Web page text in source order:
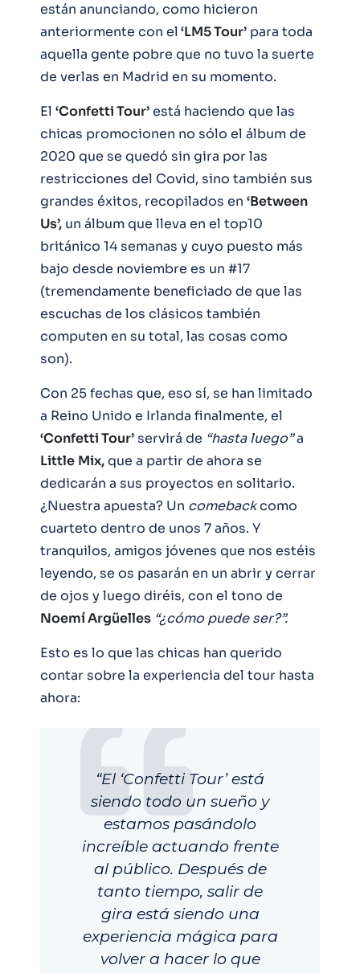
están anunciando, como hicieron
anteriormente con el‘LM5 Tour’ para toda
aquella gente pobre que no tuvo la suerte
de verlas en Madrid en su momento.
El ‘Confetti Tour’está haciendo que las
chicas promocionen no sólo el álbum de
2020 que se quedó sin gira por las
restricciones del Covid, sino también sus
grandes éxitos, recopilados en ‘Between
Us’, un álbum que lleva en el top10
británico 14 semanas y cuyo puesto más
bajo desde noviembre es un #17
(tremendamente beneficiado de que las
escuchas de los clásicos también
computen en su total, las cosas como
son).
Con 25 fechas que, eso sí, se han limitado
a Reino Unido e Irlanda finalmente, el
‘Confetti Tour’servirá de “hasta luego”a
Little Mix,que a partir de ahora se
dedicarán a sus proyectos en solitario.
¿Nuestra apuesta? Un comebackcomo
cuarteto dentro de unos 7 años. Y
tranquilos, amigos jóvenes que nos estéis
leyendo, se os pasarán en un abrir y cerrar
de ojos y luego diréis, con el tono de
Noemí Argüelles “¿cómo puede ser?”.
Esto es lo que las chicas han querido
contar sobre la experiencia del tour hasta
ahora:
“El ‘Confetti Tour’ está
siendo todo un sueño y
estamos pasándolo
increíble actuando frente
al público. Después de
tanto tiempo, salir de
gira está siendo una
experiencia mágica para
volver a hacer lo que